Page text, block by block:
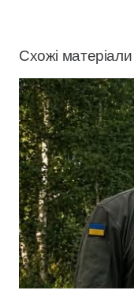
Схожі матеріали